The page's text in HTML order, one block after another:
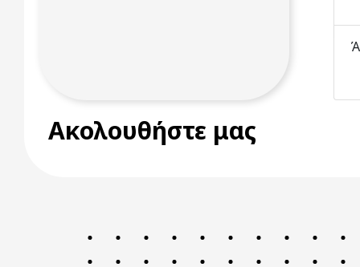
Ακολουθήστε μας